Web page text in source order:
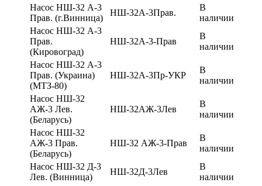
Насос НШ-32 А-3
Прав. (г.Винница)
НШ-32А-3Прав.
В
наличии
Насос НШ-32 А-3
Прав.
(Кировоград)
НШ-32А-3-Прав
В
наличии
Насос НШ-32 А-3
Прав. (Украина)
(МТЗ-80)
НШ-32А-3Пр-УКР
В
наличии
Насос НШ-32
АЖ-3 Лев.
(Беларусь)
НШ-32АЖ-3Лев
В
наличии
Насос НШ-32
АЖ-3 Прав.
(Беларусь)
НШ-32 АЖ-3-Прав
В
наличии
Насос НШ-32 Д-3
Лев. (Винница)
НШ-32Д-3Лев
В
наличии